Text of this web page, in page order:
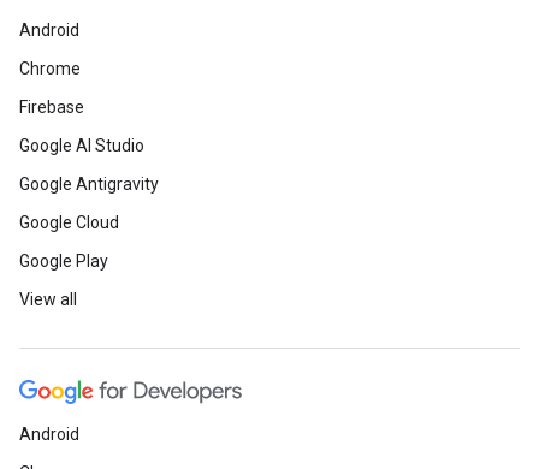
Android
Chrome
Firebase
Google AI Studio
Google Antigravity
Google Cloud
Google Play
View all
Android